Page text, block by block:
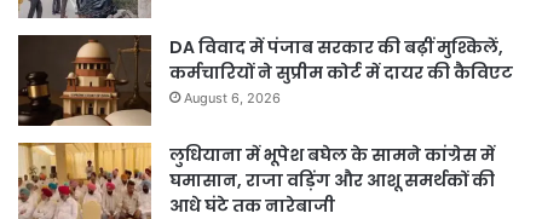
DA विवाद में पंजाब सरकार की बढ़ीं मुश्किलें,
कर्मचारियों ने सुप्रीम कोर्ट में दायर की कैविएट
August 6, 2026
लुधियाना में भूपेश बघेल के सामने कांग्रेस में
घमासान, राजा वड़िंग और आशू समर्थकों की
आधे घंटे तक नारेबाजी